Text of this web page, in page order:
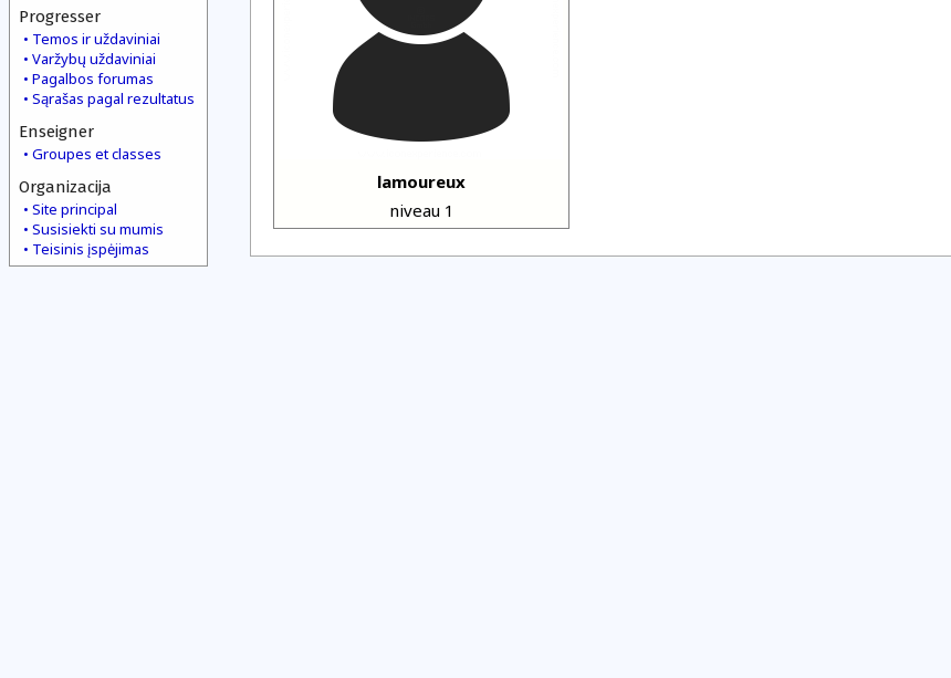
Progresser
Temos ir uždaviniai
Varžybų uždaviniai
Pagalbos forumas
Sąrašas pagal rezultatus
Enseigner
Groupes et classes
Organizacija
Site principal
Susisiekti su mumis
Teisinis įspėjimas
lamoureux
niveau 1